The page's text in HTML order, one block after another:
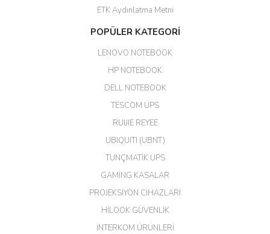
Aldığım ürün kapalı kutu teslim
edildi. Teşekkür ederim.
GÜRKAN KETHÜDAOĞLU |
Her şey için teşekkür ederim çok
Erdal Cingöz | 07/02/2026
ETK Aydınlatma Metni
POPÜLER KATEGORİ
LENOVO NOTEBOOK
HP NOTEBOOK
DELL NOTEBOOK
TESCOM UPS
RUIJIE REYEE
UBIQUITI (UBNT)
TUNÇMATİK UPS
GAMİNG KASALAR
PROJEKSİYON CİHAZLARI
HİLOOK GÜVENLİK
İNTERKOM ÜRÜNLERİ